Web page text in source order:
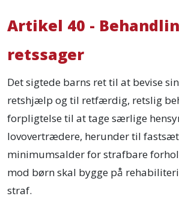
Artikel 40 -
retssager
Det sigtede barns ret til at bevise
retshjælp og til retfærdig, retslig
forpligtelse til at tage særlige
lovovertrædere, herunder til
minimumsalder for strafbare
mod børn skal bygge på
straf.